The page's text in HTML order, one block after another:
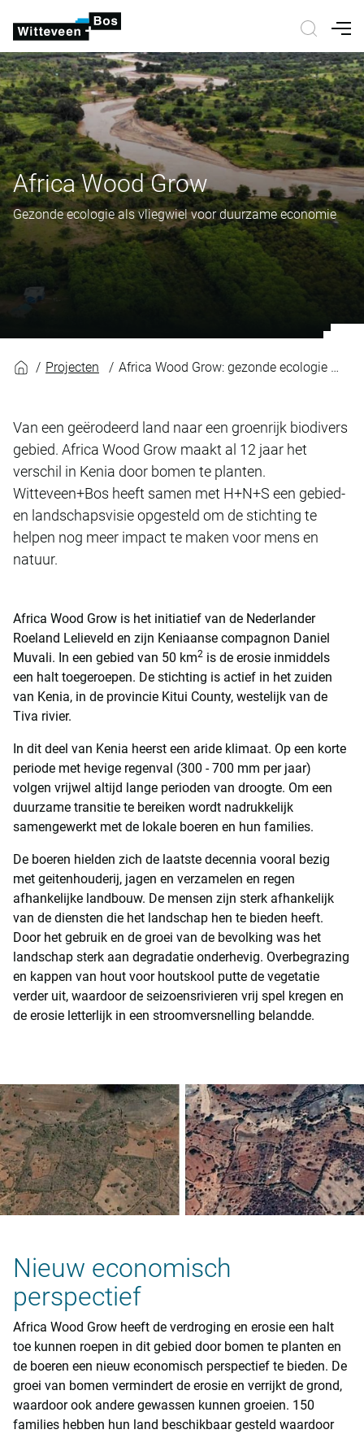
Africa Wood Grow
Gezonde ecologie als vliegwiel voor duurzame economie
Projecten Africa Wood Grow: gezonde ecologie als vliegwiel voor duurzame economie
Van een geërodeerd land naar een groenrijk biodivers
gebied. Africa Wood Grow maakt al 12 jaar het
verschil in Kenia door bomen te planten.
Witteveen+Bos heeft samen met H+N+S een gebied-
en landschapsvisie opgesteld om de stichting te
helpen nog meer impact te maken voor mens en
natuur.
Africa Wood Grow is het initiatief van de Nederlander
Roeland Lelieveld en zijn Keniaanse compagnon Daniel
Muvali. In een gebied van 50 km2 is de erosie inmiddels
een halt toegeroepen. De stichting is actief in het zuiden
van Kenia, in de provincie Kitui County, westelijk van de
Tiva rivier.
In dit deel van Kenia heerst een aride klimaat. Op een korte
periode met hevige regenval (300 - 700 mm per jaar)
volgen vrijwel altijd lange perioden van droogte. Om een
duurzame transitie te bereiken wordt nadrukkelijk
samengewerkt met de lokale boeren en hun families.
De boeren hielden zich de laatste decennia vooral bezig
met geitenhouderij, jagen en verzamelen en regen
afhankelijke landbouw. De mensen zijn sterk afhankelijk
van de diensten die het landschap hen te bieden heeft.
Door het gebruik en de groei van de bevolking was het
landschap sterk aan degradatie onderhevig. Overbegrazing
en kappen van hout voor houtskool putte de vegetatie
verder uit, waardoor de seizoensrivieren vrij spel kregen en
de erosie letterlijk in een stroomversnelling belandde.
Nieuw economisch
perspectief
Africa Wood Grow heeft de verdroging en erosie een halt
toe kunnen roepen in dit gebied door bomen te planten en
de boeren een nieuw economisch perspectief te bieden. De
groei van bomen vermindert de erosie en verrijkt de grond,
waardoor ook andere gewassen kunnen groeien. 150
families hebben hun land beschikbaar gesteld waardoor